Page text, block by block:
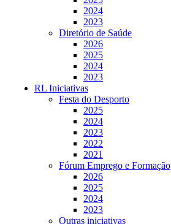
2024
2023
Diretório de Saúde
2026
2025
2024
2023
RL Iniciativas
Festa do Desporto
2025
2024
2023
2022
2021
Fórum Emprego e Formação
2026
2025
2024
2023
Outras iniciativas